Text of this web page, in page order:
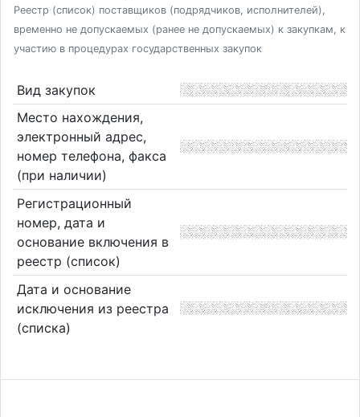
Реестр (список) поставщиков (подрядчиков, исполнителей),
временно не допускаемых (ранее не допускаемых) к закупкам, к
участию в процедурах государственных закупок
Вид закупок
Место нахождения,
электронный адрес,
номер телефона, факса
(при наличии)
Регистрационный
номер, дата и
основание включения в
реестр (список)
Дата и основание
исключения из реестра
(списка)